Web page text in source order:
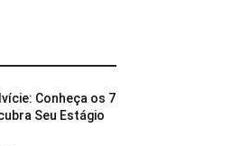
Conheça os 7
Seu Estágio